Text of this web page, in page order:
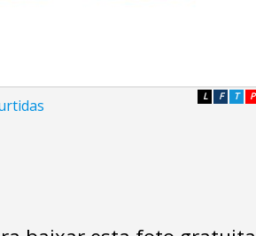
P
T
F
L